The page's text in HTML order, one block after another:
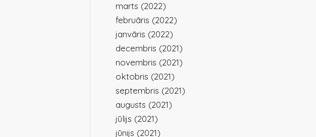
marts (2022)
februāris (2022)
janvāris (2022)
decembris (2021)
novembris (2021)
oktobris (2021)
septembris (2021)
augusts (2021)
jūlijs (2021)
jūnijs (2021)